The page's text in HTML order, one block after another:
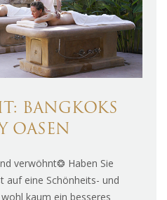
BANGKOKS
OASEN
verwöhnt❂ Haben Sie
auf eine Schönheits- und
kaum ein besseres